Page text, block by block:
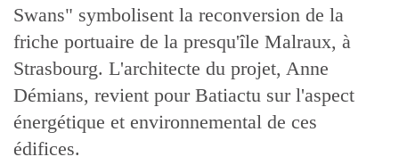
Swans" symbolisent la reconversion de la
friche portuaire de la presqu'île Malraux, à
Strasbourg. L'architecte du projet, Anne
Démians, revient pour Batiactu sur l'aspect
énergétique et environnemental de ces
édifices.